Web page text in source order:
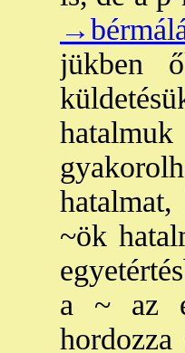
jükben
~ök
a ~ az